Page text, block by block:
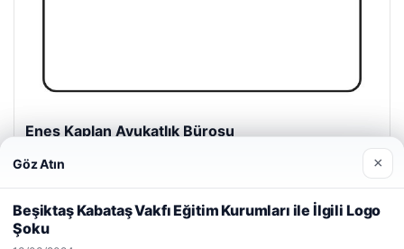
Enes Kaplan Avukatlık Bürosu
kullanıyoruz.Çerez Politikamız
Göz Atın ×
Beşiktaş Kabataş Vakfı Eğitim Kurumları ile İlgili Logo
Şoku